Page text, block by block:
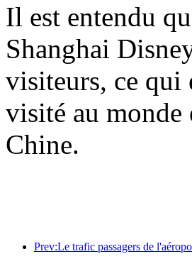
Il est entendu
Shanghai
visiteurs, ce qui
visité au monde
Chine.